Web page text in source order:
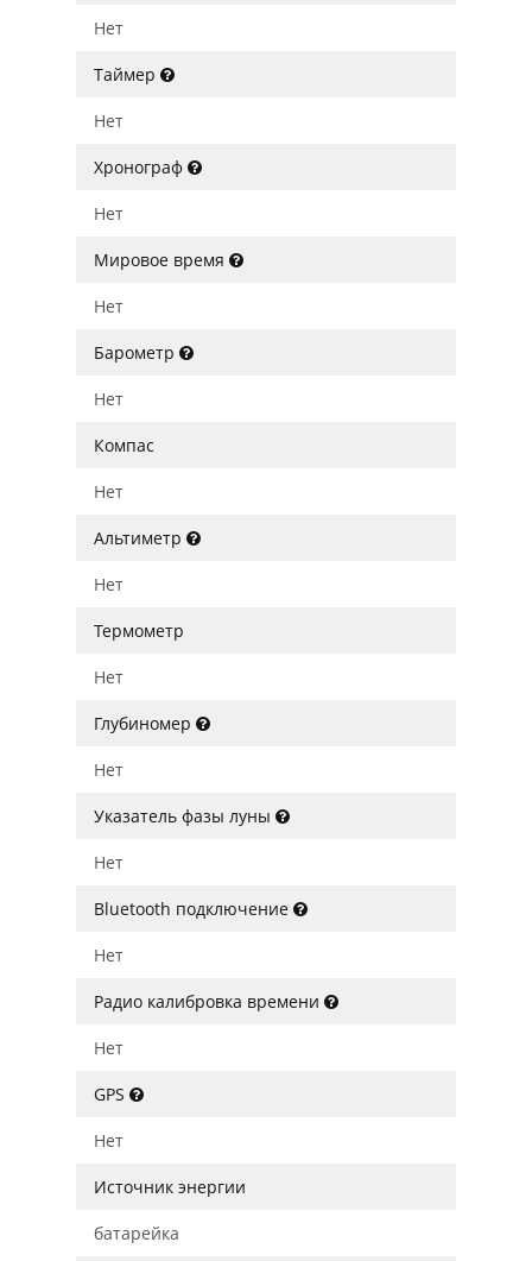
Нет
Таймер
Нет
Хронограф
Нет
Мировое время
Нет
Барометр
Нет
Компас
Нет
Альтиметр
Нет
Термометр
Нет
Глубиномер
Нет
Указатель фазы луны
Нет
Bluetooth подключение
Нет
Радио калибровка времени
Нет
GPS
Нет
Источник энергии
батарейка